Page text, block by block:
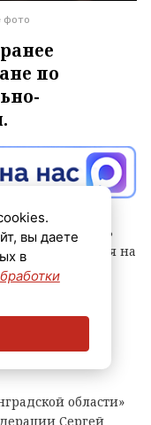
фото
по
что теперь
моратория на
быть не
Чтобы этого
развивают
и
области»
Сергей
вы даете
в